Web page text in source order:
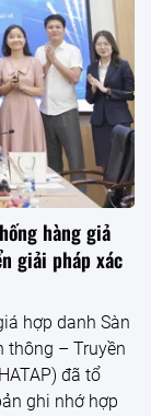
hàng giả
giải pháp xác
hợp danh Sàn
thông – Truyền
đã tổ
ghi nhớ hợp